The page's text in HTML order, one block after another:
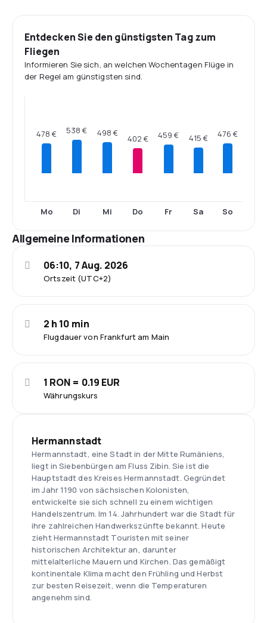
Entdecken Sie den günstigsten Tag zum
Fliegen
Informieren Sie sich, an welchen Wochentagen Flüge in
der Regel am günstigsten sind.
478 €
Mo
538 €
Di
498 €
Mi
402 €
Do
459 €
Fr
415 €
Sa
476 €
So
Allgemeine Informationen
Ortszeit (UTC+2)
06:10, 7 Aug. 2026
Flugdauer von Frankfurt am Main
2 h 10 min
Währungskurs
1 RON = 0.19 EUR
Hermannstadt
Hermannstadt, eine Stadt in der Mitte Rumäniens,
liegt in Siebenbürgen am Fluss Zibin. Sie ist die
Hauptstadt des Kreises Hermannstadt. Gegründet
im Jahr 1190 von sächsischen Kolonisten,
entwickelte sie sich schnell zu einem wichtigen
Handelszentrum. Im 14. Jahrhundert war die Stadt für
ihre zahlreichen Handwerkszünfte bekannt. Heute
zieht Hermannstadt Touristen mit seiner
historischen Architektur an, darunter
mittelalterliche Mauern und Kirchen. Das gemäßigt
kontinentale Klima macht den Frühling und Herbst
zur besten Reisezeit, wenn die Temperaturen
angenehm sind.